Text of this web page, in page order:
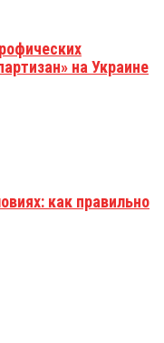
на Украине
как правильно